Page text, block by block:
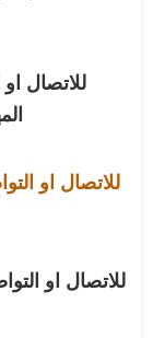
للاتصال
للاتصال او
للاتصال او